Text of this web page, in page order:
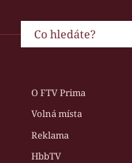
O FTV Prima
Volná místa
Reklama
HbbTV